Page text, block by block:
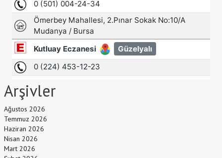
Arşivler
Ağustos 2026
Temmuz 2026
Haziran 2026
Nisan 2026
Mart 2026